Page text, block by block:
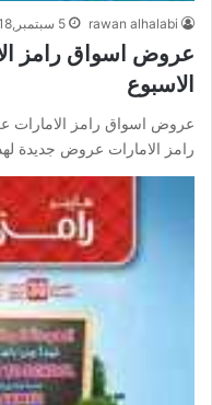
rawan alhalabi 5 سبتمبر,2018
عروض اسواق رامز
الاسبوع
عروض اسواق رامز الامارات
رامز الامارات عروض جديدة